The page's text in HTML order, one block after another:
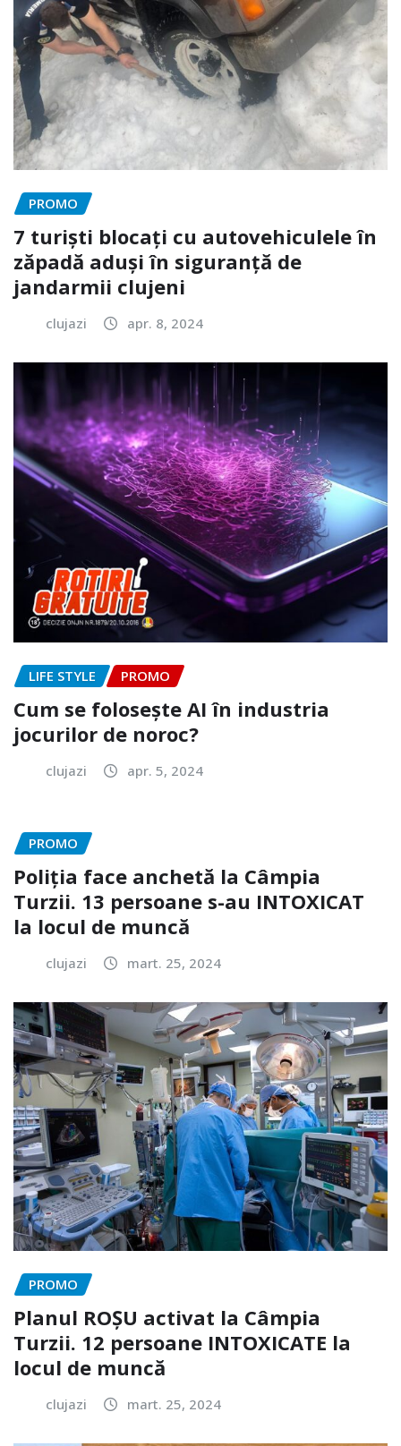
PROMO
7 turiști blocați cu autovehiculele în
zăpadă aduși în siguranță de
jandarmii clujeni
clujazi apr. 8, 2024
LIFE STYLE PROMO
Cum se folosește AI în industria
jocurilor de noroc?
clujazi apr. 5, 2024
PROMO
Poliția face anchetă la Câmpia
Turzii. 13 persoane s-au INTOXICAT
la locul de muncă
clujazi mart. 25, 2024
PROMO
Planul ROȘU activat la Câmpia
Turzii. 12 persoane INTOXICATE la
locul de muncă
clujazi mart. 25, 2024